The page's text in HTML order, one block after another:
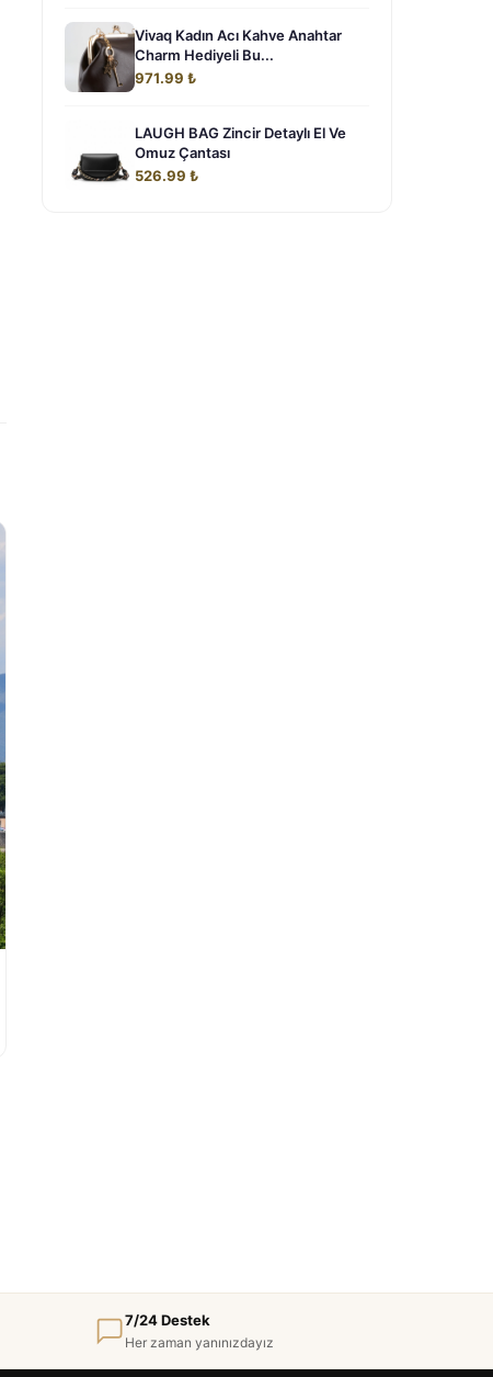
Vivaq Kadın Acı Kahve Anahtar
Charm Hediyeli Bu...
971.99 ₺
LAUGH BAG Zincir Detaylı El Ve
Omuz Çantası
526.99 ₺
7/24 Destek
Her zaman yanınızdayız